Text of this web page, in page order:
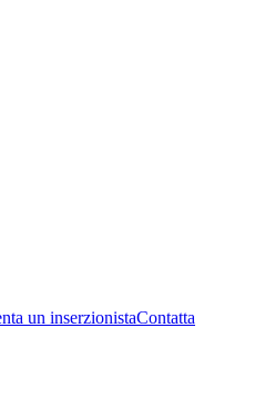
un inserzionistaContatta